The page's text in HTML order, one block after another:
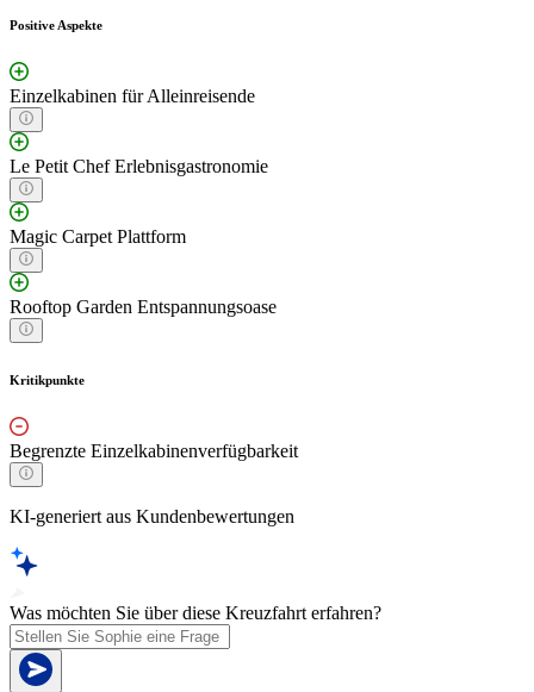
Positive Aspekte
Einzelkabinen für Alleinreisende
Le Petit Chef Erlebnisgastronomie
Magic Carpet Plattform
Rooftop Garden Entspannungsoase
Kritikpunkte
Begrenzte Einzelkabinenverfügbarkeit
KI-generiert aus Kundenbewertungen
Was möchten Sie über diese Kreuzfahrt erfahren?